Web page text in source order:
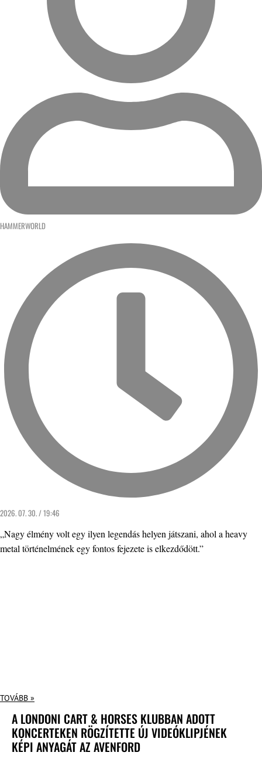
HAMMERWORLD
2026. 07. 30. / 19:46
„Nagy élmény volt egy ilyen legendás helyen játszani, ahol a heavy
metal történelmének egy fontos fejezete is elkezdődött.”
TOVÁBB »
A LONDONI CART & HORSES KLUBBAN ADOTT
KONCERTEKEN RÖGZÍTETTE ÚJ VIDEÓKLIPJÉNEK
KÉPI ANYAGÁT AZ AVENFORD